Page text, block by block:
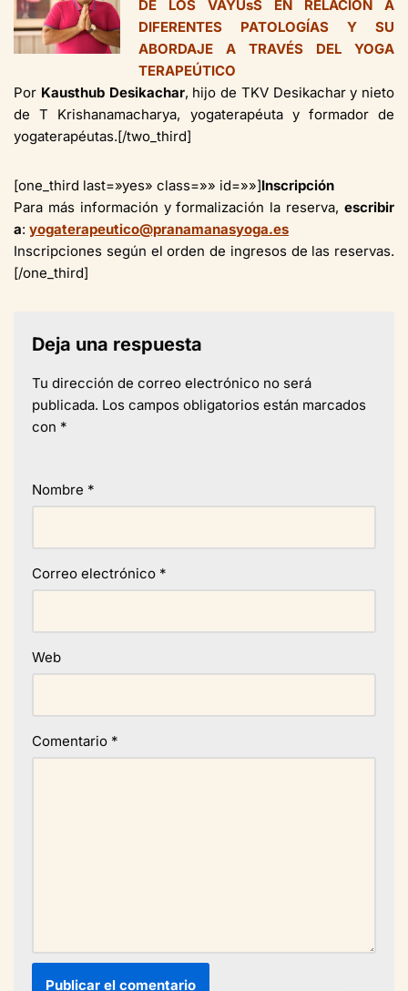
DE LOS VAYUsS EN RELACIÓN A
DIFERENTES PATOLOGÍAS Y SU
ABORDAJE A TRAVÉS DEL YOGA
TERAPEÚTICO
Por Kausthub Desikachar, hijo de TKV Desikachar y nieto
de T Krishanamacharya, yogaterapéuta y formador de
yogaterapéutas.[/two_third]
[one_third last=»yes» class=»» id=»»]Inscripción
Para más información y formalización la reserva, escribir
a: yogaterapeutico@pranamanasyoga.es
Inscripciones según el orden de ingresos de las reservas.
[/one_third]
Deja una respuesta
Tu dirección de correo electrónico no será
publicada. Los campos obligatorios están marcados
con *
Nombre *
Correo electrónico *
Web
Comentario *